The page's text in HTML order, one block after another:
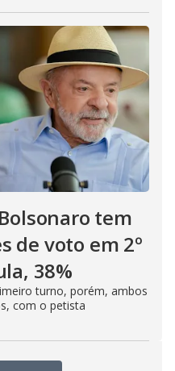
tem
de voto em 2º
38%
turno, porém, ambos
com o petista